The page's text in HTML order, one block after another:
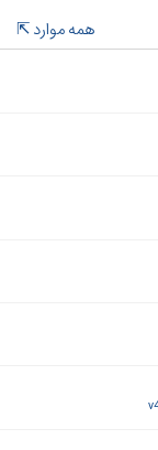
همه موارد